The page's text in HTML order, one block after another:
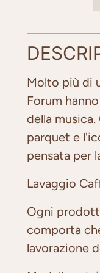
Molto più di
Forum
della
parquet e
pensata per
Lavaggio
Ogni
comporta
lavorazione